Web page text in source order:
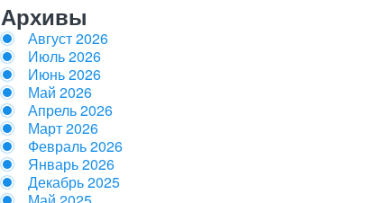
Архивы
Август 2026
Июль 2026
Июнь 2026
Май 2026
Апрель 2026
Март 2026
Февраль 2026
Январь 2026
Декабрь 2025